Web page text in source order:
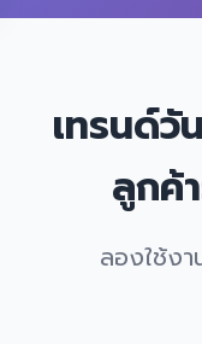
เทรนด์วั
ลูกค้
ลองใช้ง